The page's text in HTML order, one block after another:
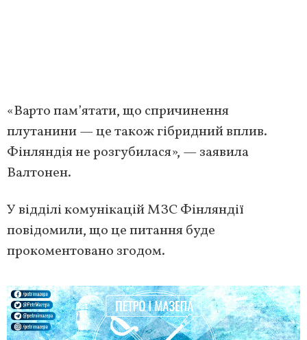
«Варто пам’ятати, що спричинення
плутанини — це також гібридний вплив.
Фінляндія не розгубилася», — заявила
Валтонен.
У відділі комунікацій МЗС Фінляндії
повідомили, що це питання буде
прокоментовано згодом.